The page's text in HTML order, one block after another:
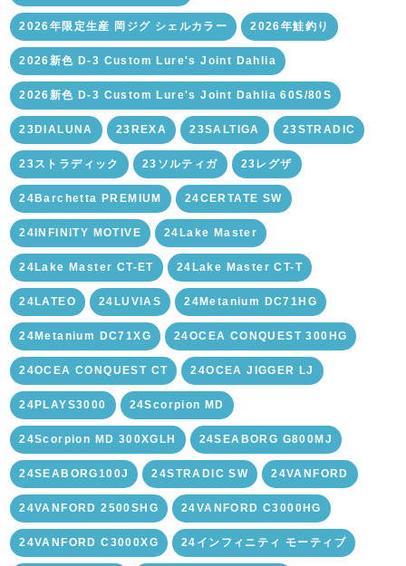
2026年限定生産 岡ジグ シェルカラー 2026年鮭釣り
2026新色 D-3 Custom Lure's Joint Dahlia
2026新色 D-3 Custom Lure's Joint Dahlia 60S/80S
23DIALUNA 23REXA 23SALTIGA 23STRADIC
23ストラディック 23ソルティガ 23レグザ
24Barchetta PREMIUM 24CERTATE SW
24INFINITY MOTIVE 24Lake Master
24Lake Master CT-ET 24Lake Master CT-T
24LATEO 24LUVIAS 24Metanium DC71HG
24Metanium DC71XG 24OCEA CONQUEST 300HG
24OCEA CONQUEST CT 24OCEA JIGGER LJ
24PLAYS3000 24Scorpion MD
24Scorpion MD 300XGLH 24SEABORG G800MJ
24SEABORG100J 24STRADIC SW 24VANFORD
24VANFORD 2500SHG 24VANFORD C3000HG
24VANFORD C3000XG 24インフィニティ モーティブ